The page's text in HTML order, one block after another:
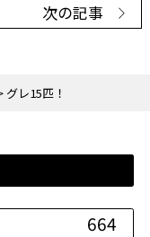
664
グレ15匹！
次の記事